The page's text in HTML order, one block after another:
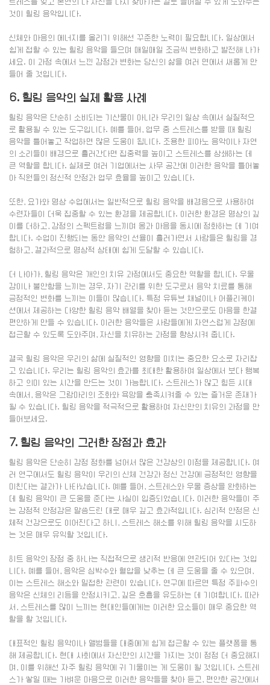
것이 힐링 음악입니다.
신체와 마음의 에너지를 올리기 위해선 꾸준한 노력이 필요합니다. 일상에서
쉽게 접할 수 있는 힐링 음악을 들으며 매일매일 조금씩 변화하고 발전해 나가
세요. 이 과정 속에서 느낀 감정과 변화는 당신의 삶을 여러 면에서 새롭게 만
들어 줄 것입니다.
6. 힐링 음악의 실제 활용 사례
힐링 음악은 단순히 소비되는 기산물이 아니라 우리의 일상 속에서 실질적으
로 활용될 수 있는 도구입니다. 예를 들어, 업무 중 스트레스를 받을 때 힐링
음악을 틀어놓고 작업하면 많은 도움이 됩니다. 조용한 피아노 음악이나 자연
의 소리들이 배경으로 흘러간다면 집중력을 높이고 스트레스를 상쇄하는 데
큰 역할을 합니다. 실제로 여러 기업에서는 사무 공간에 이러한 음악을 틀어놓
아 직원들의 정신적 안정과 업무 효율을 높이고 있습니다.
또한, 요가와 명상 수업에서는 일반적으로 힐링 음악을 배경음으로 사용하여
수련자들이 더욱 집중할 수 있는 환경을 제공합니다. 이러한 환경은 명상의 깊
이를 더하고, 감정의 스펙트럼을 느끼며 몸과 마음을 동시에 정화하는 데 기여
합니다. 수업이 진행되는 동안 음악의 선율이 흘러가면서 사람들은 힐링을 경
험하고, 결과적으로 명상적 상태에 쉽게 도달할 수 있습니다.
더 나아가, 힐링 음악은 개인의 치유 과정에서도 중요한 역할을 합니다. 우울
감이나 불안함을 느끼는 경우, 자기 관리를 위한 도구로서 음악 치료를 통해
긍정적인 변화를 느끼는 이들이 많습니다. 특정 유튜브 채널이나 어플리케이
션에서 제공하는 다양한 힐링 음악 배열을 찾아 듣는 것만으로도 마음을 한결
편안하게 만들 수 있습니다. 이러한 음악들은 사람들에게 자연스럽게 감정에
접근할 수 있도록 도와주며, 자신을 치유하는 과정을 향상시켜 줍니다.
결국 힐링 음악은 우리의 삶에 실질적인 영향을 미치는 중요한 요소로 자리잡
고 있습니다. 우리는 힐링 음악의 효과를 최대한 활용하여 일상에서 보다 행복
하고 의미 있는 시간을 만드는 것이 가능합니다. 스트레스가 많고 힘든 시대
속에서, 음악은 그람마리의 조화와 욕망을 충족시켜줄 수 있는 즐거운 존재가
될 수 있습니다. 힐링 음악을 적극적으로 활용하여 자신만의 치유의 과정을 만
들어보세요.
7. 힐링 음악의 그러한 장점과 효과
힐링 음악은 단순히 감정 정화를 넘어서 많은 건강상의 이점을 제공합니다. 여
러 연구에서도 힐링 음악이 우리의 신체 건강과 정신 건강에 긍정적인 영향을
미친다는 결과가 나타났습니다. 예를 들어, 스트레스와 우울 증상을 완화하는
데 힐링 음악이 큰 도움을 준다는 사실이 입증되었습니다. 이러한 음악들이 주
는 감정적 안정감은 말씀드린 대로 매우 깊고 효과적입니다. 심리적 안정은 신
체적 건강으로도 이어진다고 하니, 스트레스 해소를 위해 힐링 음악을 시도하
는 것은 매우 유익할 것입니다.
히트 음악의 장점 중 하나는 직접적으로 생리적 반응에 연관되어 있다는 것입
니다. 예를 들어, 음악은 심박수와 혈압을 낮추는 데 큰 도움을 줄 수 있으며,
이는 스트레스 해소와 밀접한 관련이 있습니다. 연구에 따르면 특정 주파수의
음악은 신체의 리듬을 안정시키고, 깊은 호흡을 유도하는 데 기여합니다. 따라
서, 스트레스를 많이 느끼는 현대인들에게는 이러한 요소들이 매우 중요한 역
할을 할 것입니다.
대표적인 힐링 음악이나 앨범들을 대중에게 쉽게 접근할 수 있는 플랫폼을 통
해 제공합니다. 현대 사회에서 자신만의 시간을 가지는 것이 점점 더 중요해지
며, 이를 위해선 자주 힐링 음악에 귀 기울이는 게 도움이 될 것입니다. 스트레
스가 쌓일 때는 가벼운 마음으로 이러한 음악들을 찾아 듣고, 편안한 공간에서